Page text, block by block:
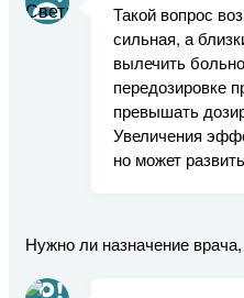
Такой вопрос
сильная, а
вылечить
передозировке
превышать
Увеличения
но может
Нужно ли назначение